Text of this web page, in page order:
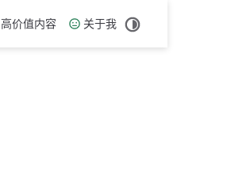
高价值内容 关于我